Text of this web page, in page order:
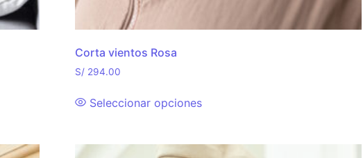
Corta vientos Rosa
S/294.00
Seleccionar opciones